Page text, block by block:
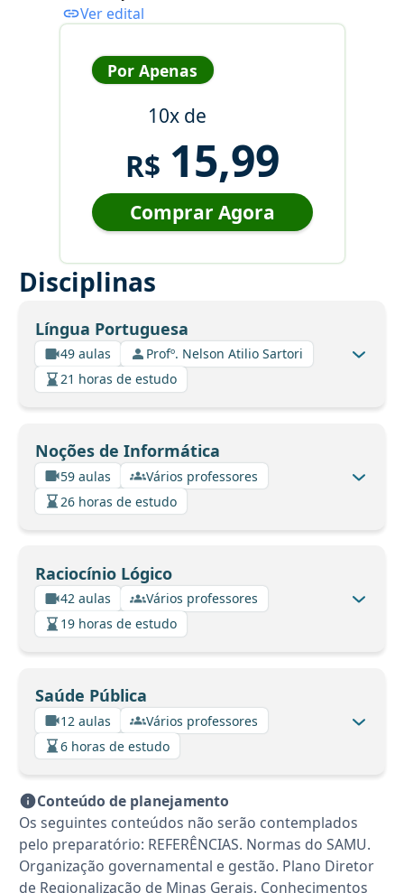
Ver edital
Por Apenas
10x de
R$ 15,99
Comprar Agora
Disciplinas
Língua Portuguesa
49 aulas
Profº. Nelson Atilio Sartori
21 horas de estudo
Noções de Informática
59 aulas
Vários professores
26 horas de estudo
Raciocínio Lógico
42 aulas
Vários professores
19 horas de estudo
Saúde Pública
12 aulas
Vários professores
6 horas de estudo
Conteúdo de planejamento
Os seguintes conteúdos não serão contemplados
pelo preparatório: REFERÊNCIAS. Normas do SAMU.
Organização governamental e gestão. Plano Diretor
de Regionalização de Minas Gerais. Conhecimentos